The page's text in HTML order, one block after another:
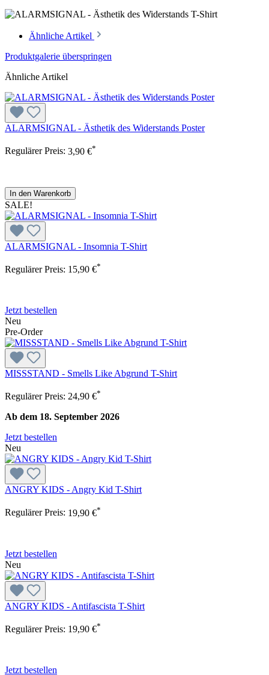
Ähnliche Artikel
Produktgalerie überspringen
Ähnliche Artikel
ALARMSIGNAL - Ästhetik des Widerstands Poster
Regulärer Preis: 3,90 €*
In den Warenkorb
SALE!
ALARMSIGNAL - Insomnia T-Shirt
Regulärer Preis: 15,90 €*
Jetzt bestellen
Neu
Pre-Order
MISSSTAND - Smells Like Abgrund T-Shirt
Regulärer Preis: 24,90 €*
Ab dem 18. September 2026
Jetzt bestellen
Neu
ANGRY KIDS - Angry Kid T-Shirt
Regulärer Preis: 19,90 €*
Jetzt bestellen
Neu
ANGRY KIDS - Antifascista T-Shirt
Regulärer Preis: 19,90 €*
Jetzt bestellen